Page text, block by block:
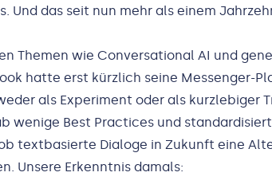
Und das seit nun mehr als einem
Themen wie Conversational AI und
hatte erst kürzlich seine Messenger-
als Experiment oder als kurzlebiger
wenige Best Practices und
textbasierte Dialoge in Zukunft eine
Unsere Erkenntnis damals: